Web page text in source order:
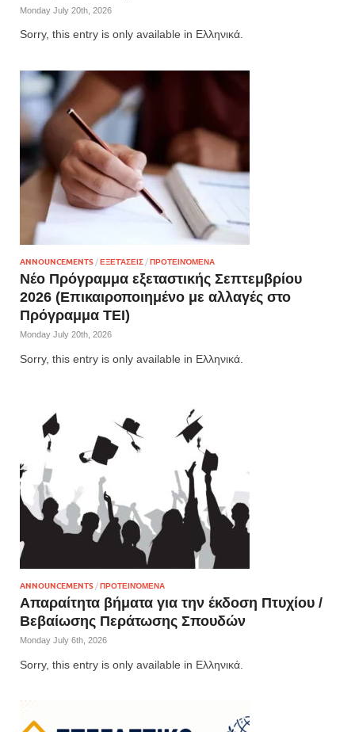
Monday July 20th, 2026
Sorry, this entry is only available in Ελληνικά.
ANNOUNCEMENTS /ΕΞΕΤΆΣΕΙΣ /ΠΡΟΤΕΙΝΌΜΕΝΑ
Νέο Πρόγραμμα εξεταστικής Σεπτεμβρίου
2026 (Επικαιροποιημένο με αλλαγές στο
Πρόγραμμα ΤΕΙ)
Monday July 20th, 2026
Sorry, this entry is only available in Ελληνικά.
ANNOUNCEMENTS /ΠΡΟΤΕΙΝΌΜΕΝΑ
Απαραίτητα βήματα για την έκδοση Πτυχίου /
Βεβαίωσης Περάτωσης Σπουδών
Monday July 6th, 2026
Sorry, this entry is only available in Ελληνικά.